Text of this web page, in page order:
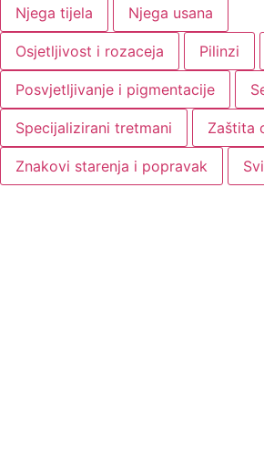
Njega tijela Njega usana
Osjetljivost i rozaceja Pilinzi
Posvjetljivanje i pigmentacije
Specijalizirani tretmani Zaštita
Znakovi starenja i popravak